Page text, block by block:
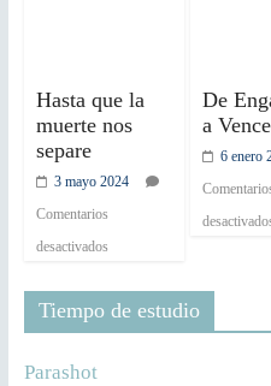
Hasta que la
muerte nos
separe
3 mayo 2024
Comentarios
desactivados
De
a
6 enero
Tiempo de estudio
Parashot